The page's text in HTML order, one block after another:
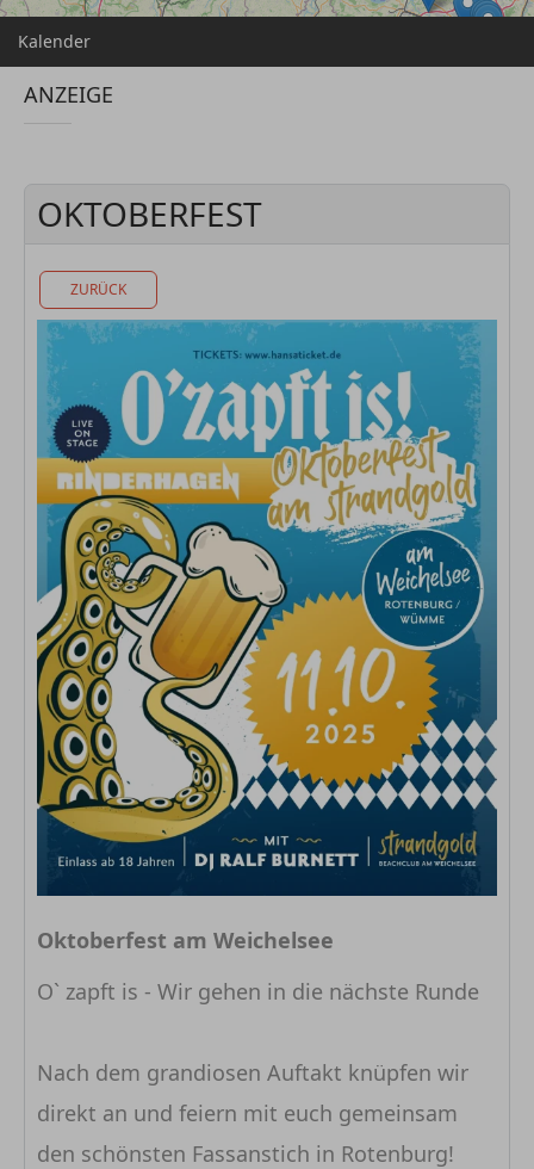
Kalender
ANZEIGE
OKTOBERFEST
ZURÜCK
Oktoberfest am Weichelsee
O` zapft is - Wir gehen in die nächste Runde
Nach dem grandiosen Auftakt knüpfen wir
direkt an und feiern mit euch gemeinsam
den schönsten Fassanstich in Rotenburg!